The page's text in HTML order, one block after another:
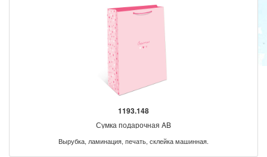
1193.148
Сумка подарочная AB
Вырубка, ламинация, печать, склейка машинная.